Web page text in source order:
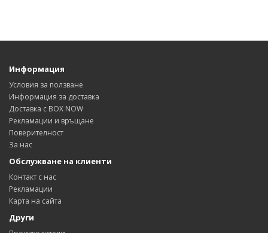
Информация
Условия за ползване
Информация за доставка
Доставка с BOX NOW
Рекламации и връщане
Поверителност
За нас
Обслужване на клиенти
Контакт с нас
Рекламации
Карта на сайта
Други